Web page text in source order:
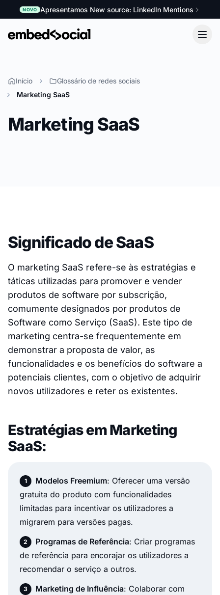
NOVO Apresentamos New source: LinkedIn Mentions
Início
Glossário de redes sociais
Marketing SaaS
Marketing SaaS
Significado de SaaS
O marketing SaaS refere-se às estratégias e
táticas utilizadas para promover e vender
produtos de software por subscrição,
comumente designados por produtos de
Software como Serviço (SaaS). Este tipo de
marketing centra-se frequentemente em
demonstrar a proposta de valor, as
funcionalidades e os benefícios do software a
potenciais clientes, com o objetivo de adquirir
novos utilizadores e reter os existentes.
Estratégias em Marketing
SaaS:
Modelos Freemium: Oferecer uma versão
gratuita do produto com funcionalidades
limitadas para incentivar os utilizadores a
migrarem para versões pagas.
Programas de Referência: Criar programas
de referência para encorajar os utilizadores a
recomendar o serviço a outros.
Marketing de Influência: Colaborar com